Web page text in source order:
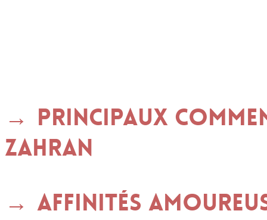
Principaux
ZAHRAN
Affinités